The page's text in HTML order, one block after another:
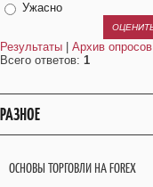
Ужасно
Результаты
Архив опросов
Всего ответов: 1
РАЗНОЕ
ОСНОВЫ ТОРГОВЛИ НА FOREX